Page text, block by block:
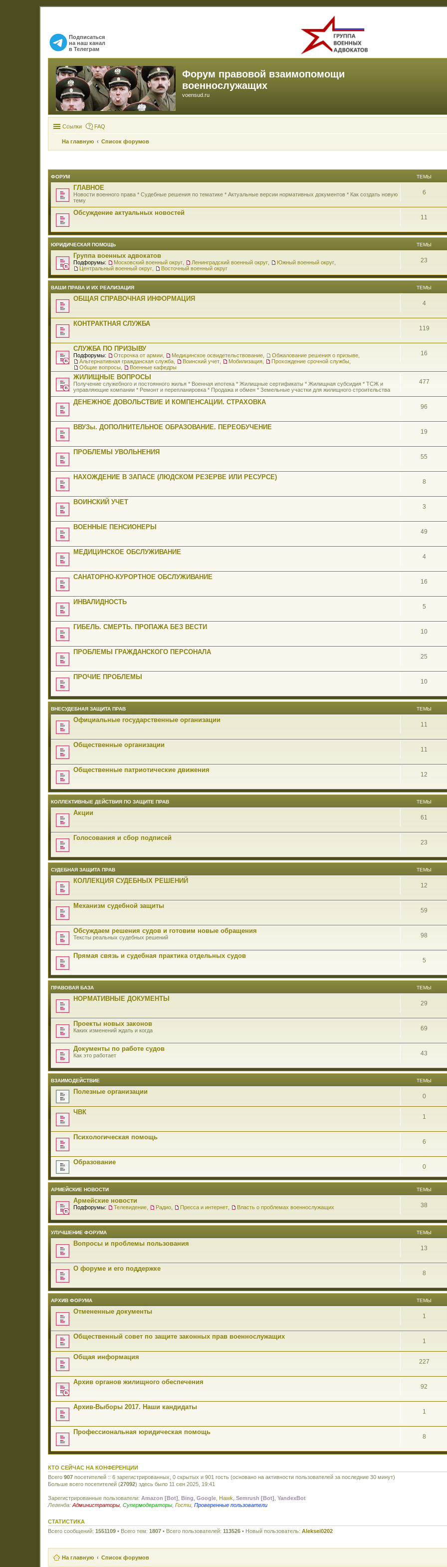
Подписаться
на наш канал
в Телеграм
Форум правовой взаимопомощи
военнослужащих
voensud.ru
Ссылки FAQ
На главную Список форумов
ФОРУМ ТЕМЫ
ГЛАВНОЕ
Новости военного права * Судебные решения по тематике * Актуальные версии нормативных документов * Как создать новую
тему
6
Обсуждение актуальных новостей
11
ЮРИДИЧЕСКАЯ ПОМОЩЬ ТЕМЫ
Группа военных адвокатов
Подфорумы: Московский военный округ Ленинградский военный округ Южный военный округ
Центральный военный округ
Восточный военный округ
23
ВАШИ ПРАВА И ИХ РЕАЛИЗАЦИЯ ТЕМЫ
ОБЩАЯ СПРАВОЧНАЯ ИНФОРМАЦИЯ
4
КОНТРАКТНАЯ СЛУЖБА
119
СЛУЖБА ПО ПРИЗЫВУ
Подфорумы: Отсрочка от армии Медицинское освидетельствование Обжалование решения о призыве
Альтернативная гражданская служба
Воинский учет Мобилизация Прохождение срочной службы
Общие вопросы
Военные кафедры
16
ЖИЛИЩНЫЕ ВОПРОСЫ
Получение служебного и постоянного жилья * Военная ипотека * Жилищные сертификаты * Жилищная субсидия * ТСЖ и
управляющие компании * Ремонт и перепланировка * Продажа и обмен * Земельные участки для жилищного строительства
477
ДЕНЕЖНОЕ ДОВОЛЬСТВИЕ И КОМПЕНСАЦИИ. СТРАХОВКА
96
ВВУЗы. ДОПОЛНИТЕЛЬНОЕ ОБРАЗОВАНИЕ. ПЕРЕОБУЧЕНИЕ
19
ПРОБЛЕМЫ УВОЛЬНЕНИЯ
55
НАХОЖДЕНИЕ В ЗАПАСЕ (ЛЮДСКОМ РЕЗЕРВЕ ИЛИ РЕСУРСЕ)
8
ВОИНСКИЙ УЧЕТ
3
ВОЕННЫЕ ПЕНСИОНЕРЫ
49
МЕДИЦИНСКОЕ ОБСЛУЖИВАНИЕ
4
САНАТОРНО-КУРОРТНОЕ ОБСЛУЖИВАНИЕ
16
ИНВАЛИДНОСТЬ
5
ГИБЕЛЬ. СМЕРТЬ. ПРОПАЖА БЕЗ ВЕСТИ
10
ПРОБЛЕМЫ ГРАЖДАНСКОГО ПЕРСОНАЛА
25
ПРОЧИЕ ПРОБЛЕМЫ
10
ВНЕСУДЕБНАЯ ЗАЩИТА ПРАВ ТЕМЫ
Официальные государственные организации
11
Общественные организации
11
Общественные патриотические движения
12
КОЛЛЕКТИВНЫЕ ДЕЙСТВИЯ ПО ЗАЩИТЕ ПРАВ ТЕМЫ
Акции
61
Голосования и сбор подписей
23
СУДЕБНАЯ ЗАЩИТА ПРАВ ТЕМЫ
КОЛЛЕКЦИЯ СУДЕБНЫХ РЕШЕНИЙ
12
Механизм судебной защиты
59
Обсуждаем решения судов и готовим новые обращения
Тексты реальных судебных решений 98
Прямая связь и судебная практика отдельных судов
5
ПРАВОВАЯ БАЗА ТЕМЫ
НОРМАТИВНЫЕ ДОКУМЕНТЫ
29
Проекты новых законов
Каких изменений ждать и когда 69
Документы по работе судов
Как это работает 43
ВЗАИМОДЕЙСТВИЕ ТЕМЫ
Полезные организации
0
ЧВК
1
Психологическая помощь
6
Образование
0
АРМЕЙСКИЕ НОВОСТИ ТЕМЫ
Армейские новости
Подфорумы: Телевидение Радио Пресса и интернет Власть о проблемах военнослужащих 38
УЛУЧШЕНИЕ ФОРУМА ТЕМЫ
Вопросы и проблемы пользования
13
О форуме и его поддержке
8
АРХИВ ФОРУМА ТЕМЫ
Отмененные документы
1
Общественный совет по защите законных прав военнослужащих
1
Общая информация
227
Архив органов жилищного обеспечения
92
Архив-Выборы 2017. Наши кандидаты
1
Профессиональная юридическая помощь
8
КТО СЕЙЧАС НА КОНФЕРЕНЦИИ
Всего 907 посетителей :: 6 зарегистрированных, 0 скрытых и 901 гость (основано на активности пользователей за последние 30 минут)
Больше всего посетителей (27092) здесь было 11 сен 2025, 19:41
Зарегистрированные пользователи: Amazon [Bot] Bing Google Hawk Semrush [Bot] YandexBot
Легенда: Администраторы Супермодераторы Гости Проверенные пользователи
СТАТИСТИКА
Всего сообщений: 1551109 • Всего тем: 1807 • Всего пользователей: 113526 • Новый пользователь: Aleksei0202
На главную Список форумов